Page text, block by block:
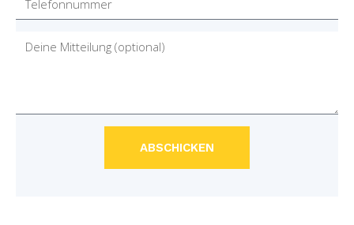
ABSCHICKEN